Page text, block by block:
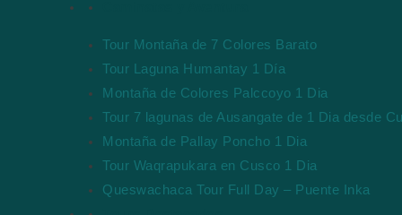
Tour Montaña de 7 Colores Barato
Tour Laguna Humantay 1 Día
Montaña de Colores Palccoyo 1 Dia
Tour 7 lagunas de Ausangate de 1 Dia desde
Montaña de Pallay Poncho 1 Dia
Tour Waqrapukara en Cusco 1 Dia
Queswachaca Tour Full Day – Puente Inka